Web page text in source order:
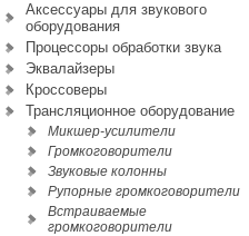
Аксессуары для звукового
оборудования
Процессоры обработки звука
Эквалайзеры
Кроссоверы
Трансляционное оборудование
Микшер-усилители
Громкоговорители
Звуковые колонны
Рупорные громкоговорители
Встраиваемые
громкоговорители